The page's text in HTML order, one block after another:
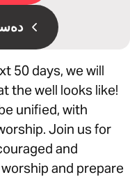
50 days, we will
the well looks like!
unified, with
Join us for
and
and prepare